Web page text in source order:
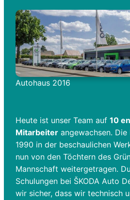
Autohaus 2016
Heute ist unser Team auf 10
Mitarbeiter angewachsen.
1990 in der beschaulichen
nun von den Töchtern des
Mannschaft weitergetragen.
Schulungen bei ŠKODA Auto
wir sicher, dass wir technisch